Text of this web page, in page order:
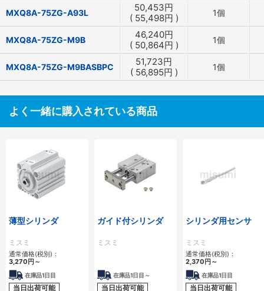
MXQ8A-75ZG-A93L 50,453円
( 55,498円 ) 1個
MXQ8A-75ZG-M9B 46,240円
( 50,864円 ) 1個
MXQ8A-75ZG-M9BASBPC 51,723円
( 56,895円 ) 1個
よく一緒に購入されている商品
薄型シリンダ
ミスミ
通常価格(税別)：
3,270円～
在庫品1日目
当日出荷可能
ガイド付シリンダ
ミスミ
在庫品1日目～
当日出荷可能
シリンダ用センサ
ミスミ
通常価格(税別)：
2,370円～
在庫品1日目
当日出荷可能